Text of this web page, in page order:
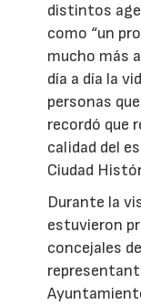
distintos
como “un
mucho más
día a día la
personas
recordó que
calidad del
Ciudad
Durante la
estuvieron
concejales